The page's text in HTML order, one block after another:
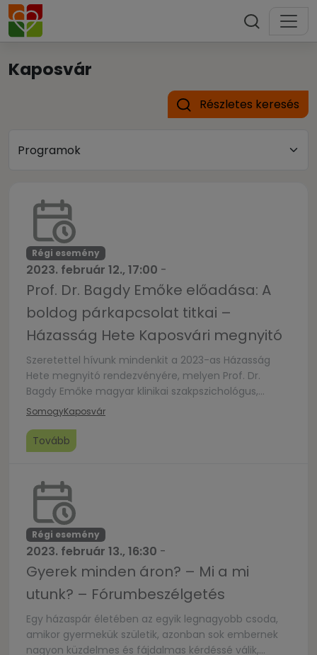
Kaposvár
Részletes keresés
Régi esemény
2023. február 12., 17:00 -
Prof. Dr. Bagdy Emőke előadása: A
boldog párkapcsolat titkai –
Házasság Hete Kaposvári megnyitó
Szeretettel hívunk mindenkit a 2023-as Házasság
Hete megnyitó rendezvényére, melyen Prof. Dr.
Bagdy Emőke magyar klinikai szakpszichológus,
pszichoterapeuta, szupervízor, a
hallgathatjuk meg A boldog párkapcsolat titkai
címmel.
SomogyKaposvár
Tovább
Régi esemény
2023. február 13., 16:30 -
Gyerek minden áron? – Mi a mi
utunk? – Fórumbeszélgetés
Egy házaspár életében az egyik legnagyobb csoda,
amikor gyermekük születik, azonban sok embernek
nagyon küzdelmes és fájdalmas kérdéssé válik,